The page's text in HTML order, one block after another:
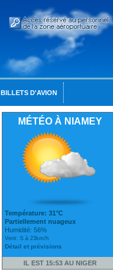
BILLETS D'AVION
MÉTÉO À NIAMEY
Température: 31°C
Partiellement nuageux
Humidité: 56%
Vent: S à 23km/h
Détail et prévisions
IL EST 15:53 AU NIGER